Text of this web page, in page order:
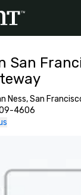
San
Ness, San
4606